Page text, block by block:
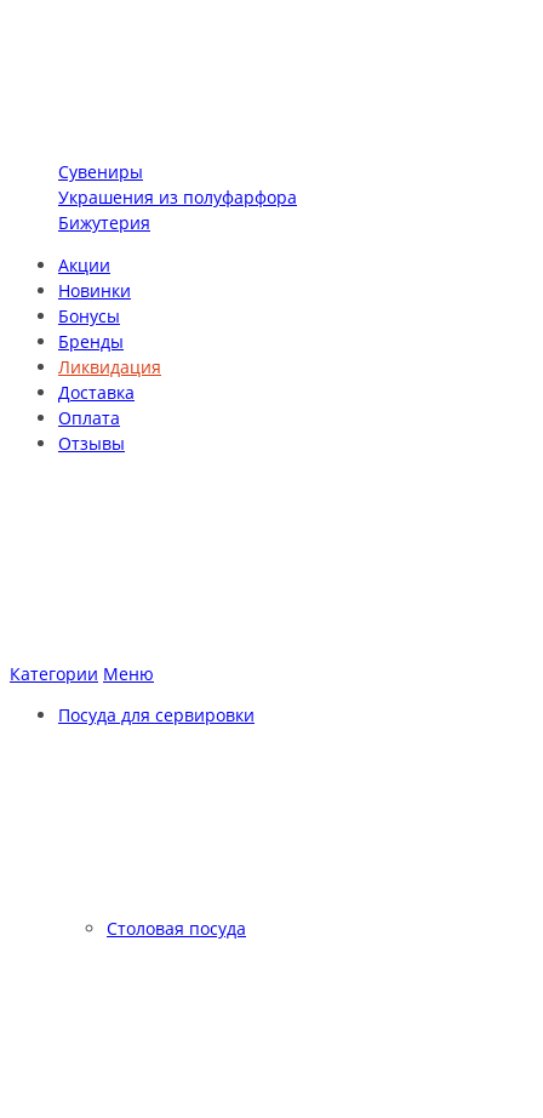
Сувениры
Украшения из полуфарфора
Бижутерия
Акции
Новинки
Бонусы
Бренды
Ликвидация
Доставка
Оплата
Отзывы
Категории Меню
Посуда для сервировки
Столовая посуда